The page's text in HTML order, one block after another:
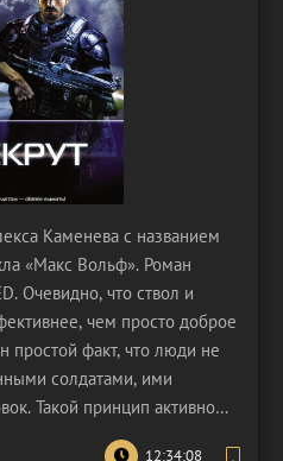
Каменева с названием
«Макс Вольф». Роман
Очевидно, что ствол и
чем просто доброе
простой факт, что люди не
солдатами, ими
Такой принцип активно
корпорацией на
12:34:08